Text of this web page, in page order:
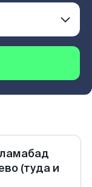
(туда и